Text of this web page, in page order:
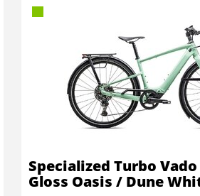
Specialized Turbo Vado
Gloss Oasis / Dune